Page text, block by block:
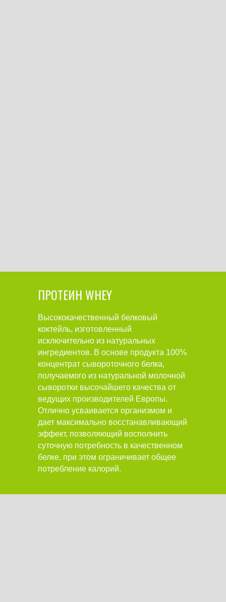
ПРОТЕИН WHEY
Высококачественный белковый
коктейль, изготовленный
исключительно из натуральных
ингредиентов. В основе продукта 100%
концентрат сывороточного белка,
получаемого из натуральной молочной
сыворотки высочайшего качества от
ведущих производителей Европы.
Отлично усваивается организмом и
дает максимально восстанавливающий
эффект, позволяющий восполнить
суточную потребность в качественном
белке, при этом ограничивает общее
потребление калорий.